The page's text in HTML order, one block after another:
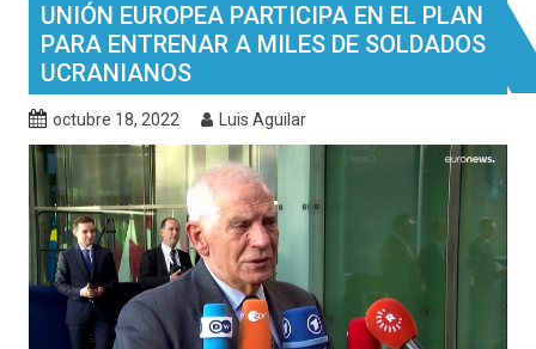
UNIÓN EUROPEA PARTICIPA EN EL PLAN
PARA ENTRENAR A MILES DE SOLDADOS
UCRANIANOS
octubre 18, 2022 Luis Aguilar